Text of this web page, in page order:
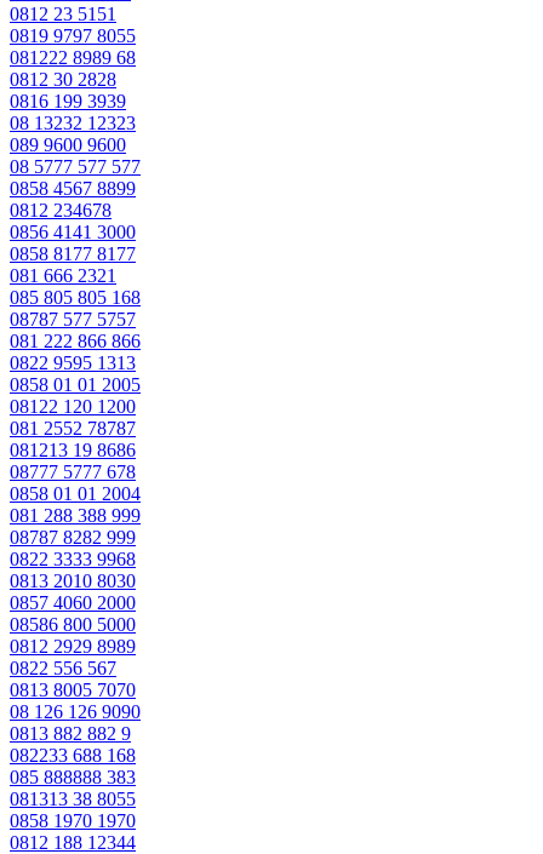
0812 23 5151
0819 9797 8055
081222 8989 68
0812 30 2828
0816 199 3939
08 13232 12323
089 9600 9600
08 5777 577 577
0858 4567 8899
0812 234678
0856 4141 3000
0858 8177 8177
081 666 2321
085 805 805 168
08787 577 5757
081 222 866 866
0822 9595 1313
0858 01 01 2005
08122 120 1200
081 2552 78787
081213 19 8686
08777 5777 678
0858 01 01 2004
081 288 388 999
08787 8282 999
0822 3333 9968
0813 2010 8030
0857 4060 2000
08586 800 5000
0812 2929 8989
0822 556 567
0813 8005 7070
08 126 126 9090
0813 882 882 9
082233 688 168
085 888888 383
081313 38 8055
0858 1970 1970
0812 188 12344